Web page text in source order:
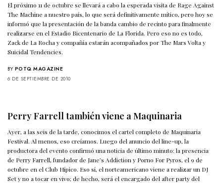
El próximo 11 de octubre se llevará a cabo la esperada visita de Rage Against
The Machine a nuestro país, lo que será definitivamente mítico, pero hoy se
informó que la presentación de la banda cambio de recinto para finalmente
realizarse en el Estadio Bicentenario de La Florida. Pero eso no es todo,
Zack de La Rocha y compañía estarán acompañados por The Mars Volta y
Suicidal Tendencies.
BY POTQ MAGAZINE
6 DE SEPTIEMBRE DE 2010
Perry Farrell también viene a Maquinaria
Ayer, a las seis de la tarde, conocimos el cartel completo de Maquinaria
Festival. Al menos, eso creíamos. Luego del anuncio del line-up, la
productora del evento confirmó una noticia de último minuto: la presencia
de Perry Farrell, fundador de Jane’s Addiction y Porno For Pyros, el 9 de
octubre en el Club Hípico. Eso sí, el norteamericano viene a realizar un DJ
Set y no a tocar en vivo; de hecho, será el encargado del after party del